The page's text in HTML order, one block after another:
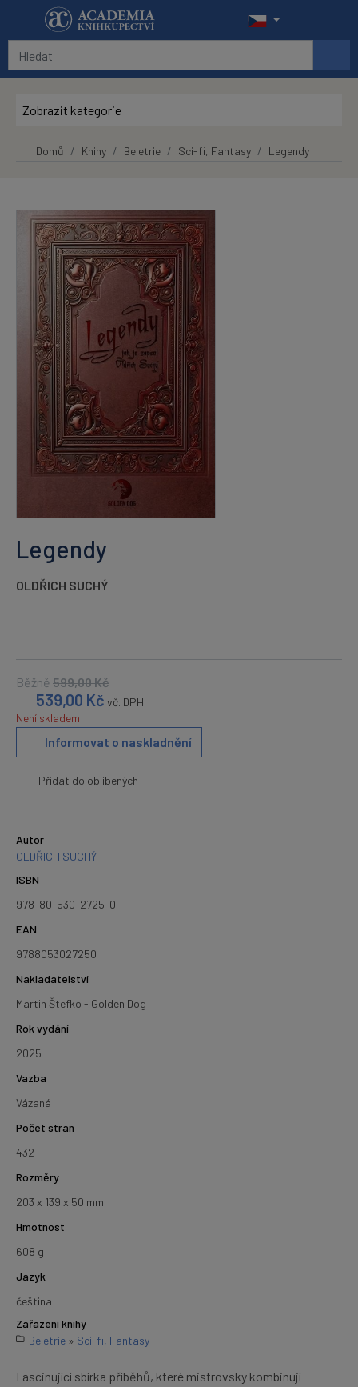
Přeskočit na hlavní obsah
Zobrazit kategorie
Domů Knihy Beletrie Sci-fi, Fantasy Legendy
Legendy
OLDŘICH SUCHÝ
Běžně 599,00Kč
539,00 Kč vč. DPH
Není skladem
Informovat o naskladnění
Přidat do oblíbených
Autor
OLDŘICH SUCHÝ
ISBN
978-80-530-2725-0
EAN
9788053027250
Nakladatelství
Martin Štefko - Golden Dog
Rok vydání
2025
Vazba
Vázaná
Počet stran
432
Rozměry
203 x 139 x 50 mm
Hmotnost
608 g
Jazyk
čeština
Zařazení knihy
Beletrie » Sci-fi, Fantasy
Fascinující sbírka příběhů, které mistrovsky kombinují